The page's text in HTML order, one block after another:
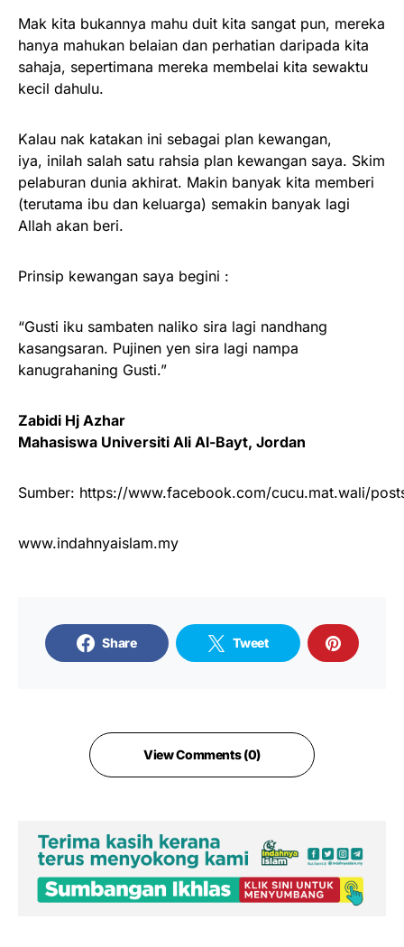
Mak kita bukannya mahu duit kita sangat pun, mereka
hanya mahukan belaian dan perhatian daripada kita
sahaja, sepertimana mereka membelai kita sewaktu
kecil dahulu.
Kalau nak katakan ini sebagai plan kewangan,
iya, inilah salah satu rahsia plan kewangan saya. Skim
pelaburan dunia akhirat. Makin banyak kita memberi
(terutama ibu dan keluarga) semakin banyak lagi
Allah akan beri.
Prinsip kewangan saya begini :
“Gusti iku sambaten naliko sira lagi nandhang
kasangsaran. Pujinen yen sira lagi nampa
kanugrahaning Gusti.”
Zabidi Hj Azhar
Mahasiswa Universiti Ali Al-Bayt, Jordan
Sumber: https://www.facebook.com/cucu.mat.wali/
www.indahnyaislam.my
Share Tweet
View Comments (0)